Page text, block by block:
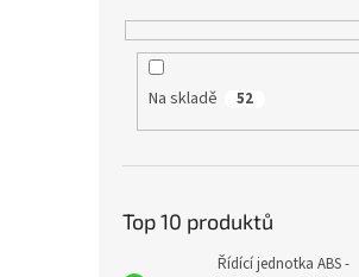
Na skladě 52
Top 10 produktů
Řídící jednotka ABS -